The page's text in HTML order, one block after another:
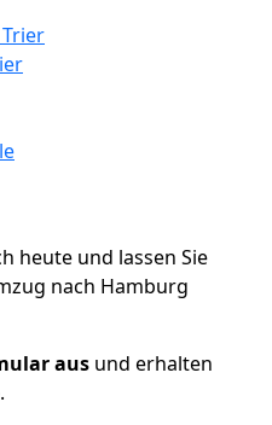
heute und lassen Sie
nach Hamburg
aus und erhalten